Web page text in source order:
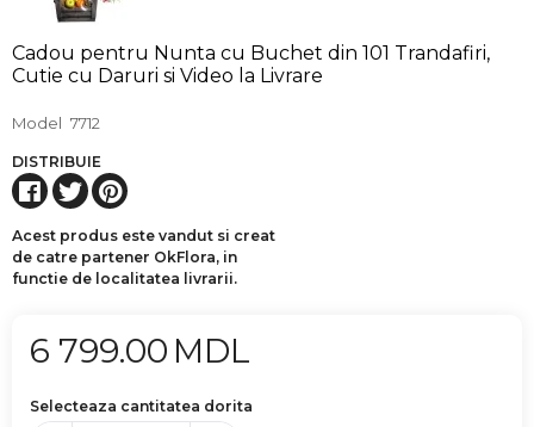
Cadou pentru Nunta cu Buchet din 101 Trandafiri,
Cutie cu Daruri si Video la Livrare
Model 7712
DISTRIBUIE
Acest produs este vandut si creat
de catre partener OkFlora, in
functie de localitatea livrarii.
6 799.00 MDL
Selecteaza cantitatea dorita